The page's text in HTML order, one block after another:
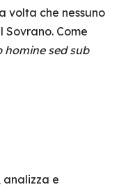
volta che nessuno
Come
homine sed sub
analizza e